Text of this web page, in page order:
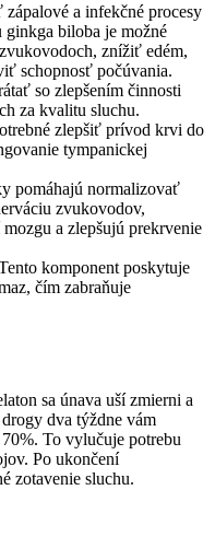
a infekčné procesy
biloba je možné
znížiť edém,
schopnosť počúvania.
so zlepšením činnosti
za kvalitu sluchu.
zlepšiť prívod krvi do
tympanickej
pomáhajú normalizovať
zvukovodov,
a zlepšujú prekrvenie
komponent poskytuje
čím zabraňuje
sa únava uší zmierni a
dva týždne vám
To vylučuje potrebu
Po ukončení
zotavenie sluchu.